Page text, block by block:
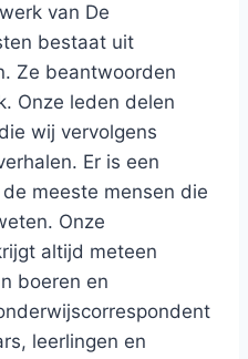
van De
bestaat uit
Ze beantwoorden
Onze leden delen
wij vervolgens
Er is een
meeste mensen die
Onze
altijd meteen
boeren en
leerlingen en